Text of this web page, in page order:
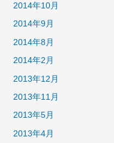
2014年10月
2014年9月
2014年8月
2014年2月
2013年12月
2013年11月
2013年5月
2013年4月